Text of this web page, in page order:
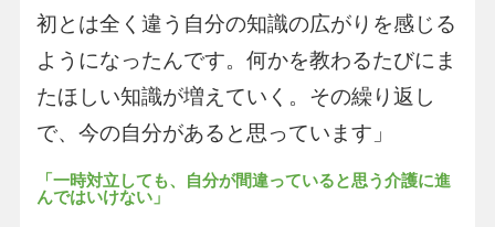
初とは全く違う自分の知識の広がりを感じる
ようになったんです。何かを教わるたびにま
たほしい知識が増えていく。その繰り返し
で、今の自分があると思っています」
「一時対立しても、自分が間違っていると思う介護に進
んではいけない」